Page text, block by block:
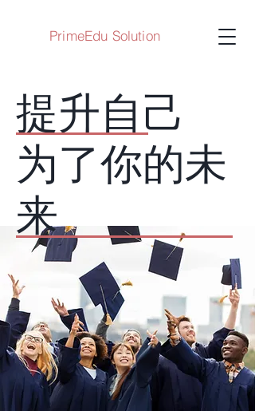
PrimeEdu Solution
提升自己
为了你的未
来